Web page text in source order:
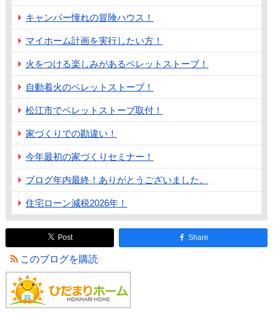
キャンパー憧れの冒険ハウス！
マイホーム計画を実行したい方！
火をつける楽しみがあるペレットストーブ！
自動着火のペレットストーブ！
松江市でペレットストーブ取付！
家づくりでの勘違い！
今年最初の家づくりセミナー！
ブログ年内最終！ありがとうございました。
住宅ローン減税2026年！
Post Share
このブログを購読